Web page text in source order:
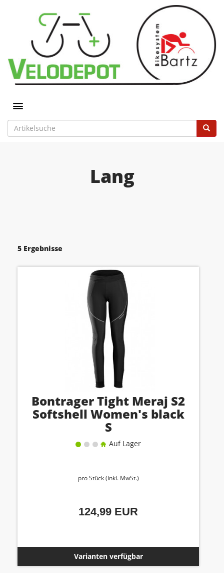
Toggle navigation
Lang
5 Ergebnisse
Bontrager Tight Meraj S2
Softshell Women's black
S
Auf Lager
pro Stück (inkl. MwSt.)
124,99 EUR
Varianten verfügbar